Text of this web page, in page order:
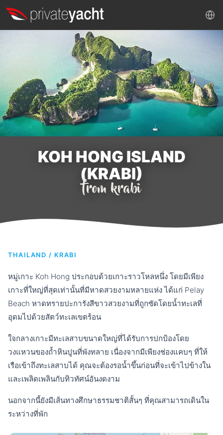
KOH HONG ISLAND
(KRABI)
from krabi
THAILAND / KRABI
หมู่เกาะ Koh Hong ประกอบด้วยเกาะราวโหลหนึ่ง โดยมีเพียง
เกาะที่ใหญ่ที่สุดเท่านั้นที่มีหาดสวยงามหลายแห่ง ได้แก่ Pelay
Beach หาดทรายปะการังสีขาวสวยงามที่ถูกซัดโดยน้ำทะเลที่
อุดมไปด้วยสัตว์ทะเลเขตร้อน
ใจกลางเกาะมีทะเลสาบขนาดใหญ่ที่ได้รับการปกป้องโดย
วงแหวนของถ้ำหินปูนที่พังทลาย เนื่องจากมีเพียงช่องแคบๆ ที่ให้
เรือเข้าถึงทะเลสาบได้ คุณจะต้องรอน้ำขึ้นก่อนที่จะเข้าไปข้างใน
และเพลิดเพลินกับทิวทัศน์อันงดงาม
นอกจากนี้ยังมีเส้นทางศึกษาธรรมชาติสั้นๆ ที่คุณสามารถเดินใน
ระหว่างที่พัก